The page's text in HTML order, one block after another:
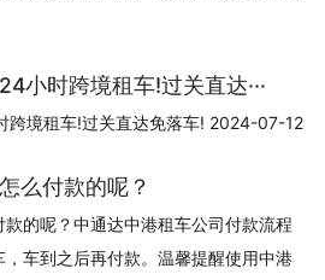
小时跨境租车!过关直达···
跨境租车!过关直达免落车! 2024-07-12
么付款的呢？
的呢？中通达中港租车公司付款流程
车到之后再付款。温馨提醒使用中港